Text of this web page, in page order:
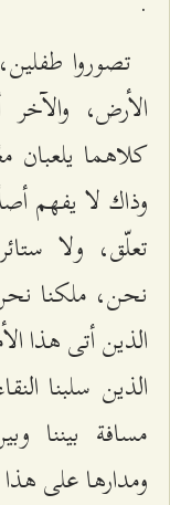
تصوروا
الأرض،
كلاهما يلعبان
وذاك لا يفهم
تعلّق، ولا
نحن، ملكنا
الذين أتى هذا
الذين سلبنا
مسافة بيننا
ومدارها على